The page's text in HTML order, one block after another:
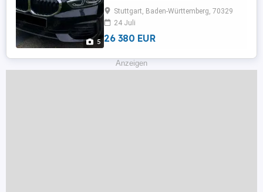
5
...
Stuttgart, Baden-Württemberg, 70329
24 Juli
26 380 EUR
Anzeigen